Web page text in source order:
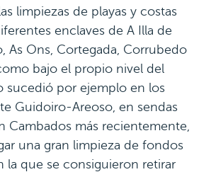
limpiezas de playas y costas
enclaves de A Illa de
As Ons, Cortegada, Corrubedo
bajo el propio nivel del
sucedió por ejemplo en los
Guidoiro-Areoso, en sendas
Cambados más recientemente,
una gran limpieza de fondos
la que se consiguieron retirar